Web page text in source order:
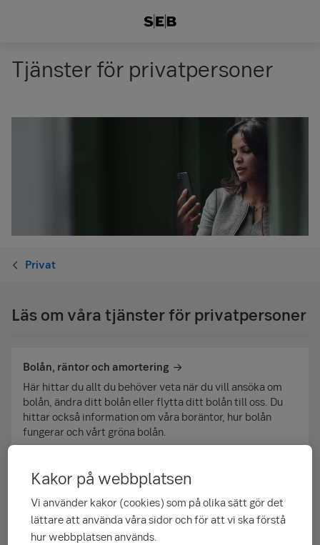
Tjänster för privatpersoner
Privat
Läs om våra tjänster för privatpersoner
Bolån, räntor och amortering
Här hittar du allt du behöver veta när du vill ansöka om
bolån, ändra ditt bolån eller flytta ditt bolån till oss. Du
hittar också information om våra boräntor, hur bolån
fungerar och vårt gröna bolån.
Digitala tjänster och säkerhet
Här hittar du allt som har med internetbanken, våra olika
appar och våra säkerhets­lösningar att göra.
Kakor på webbplatsen
Vi använder kakor (cookies) som på olika sätt gör det
lättare att använda våra sidor och för att vi ska förstå
hur webbplatsen används.